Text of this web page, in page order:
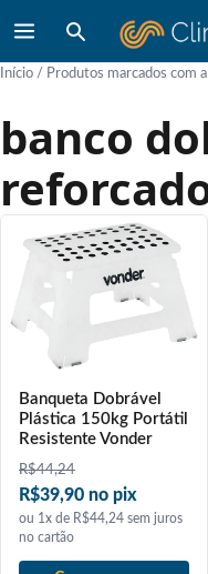
Início / Produtos marcados com
banco
Banqueta Dobrável
Plástica 150kg Portátil
Resistente Vonder
R$44,24
R$39,90 no pix
ou 1x de R$44,24 sem juros
no cartão